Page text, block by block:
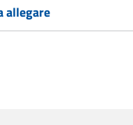
allegare